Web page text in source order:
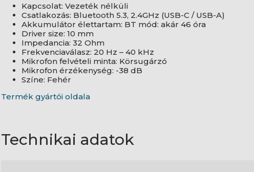
Kapcsolat: Vezeték nélküli
Csatlakozás: Bluetooth 5.3, 2.4GHz (USB-C / USB-A)
Akkumulátor élettartam: BT mód: akár 46 óra
Driver size: 10 mm
Impedancia: 32 Ohm
Frekvenciaválasz: 20 Hz – 40 kHz
Mikrofon felvételi minta: Körsugárzó
Mikrofon érzékenység: -38 dB
Színe: Fehér
Termék gyártói oldala
Technikai adatok